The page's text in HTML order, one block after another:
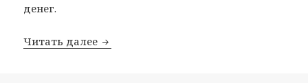
денег.
Читать далее Хитрости экономной Грузии